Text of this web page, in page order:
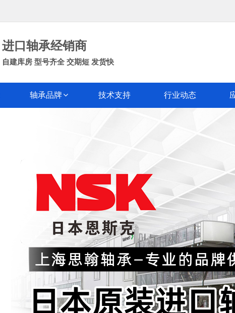
进口轴承经销商
自建库房 型号齐全 交期短 发货快
轴承品牌 技术支持 行业动态